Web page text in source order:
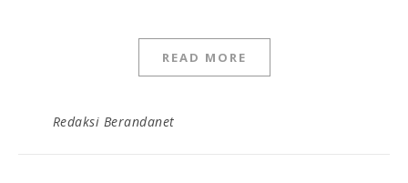
READ MORE
Redaksi Berandanet